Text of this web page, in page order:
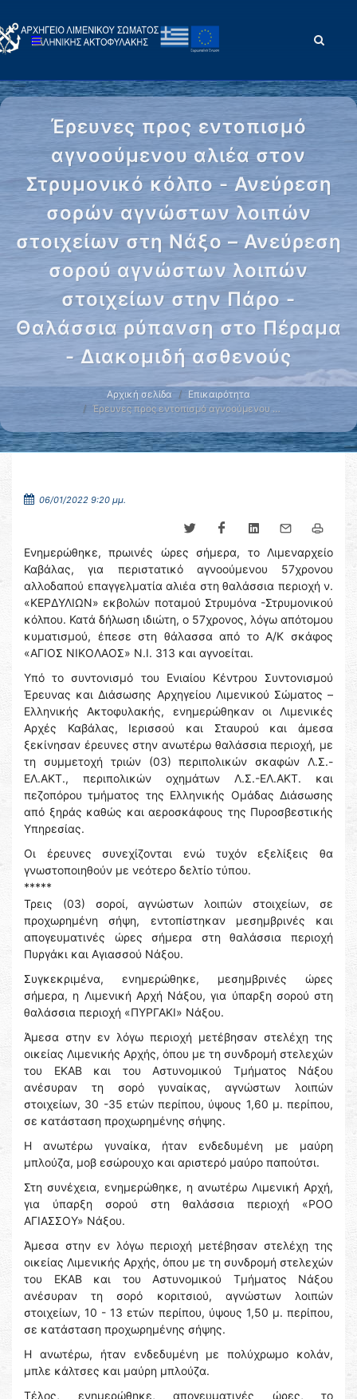
Έρευνες προς εντοπισμό
αγνοούμενου αλιέα στον
Στρυμονικό κόλπο - Ανεύρεση
σορών αγνώστων λοιπών
στοιχείων στη Νάξο – Ανεύρεση
σορού αγνώστων λοιπών
στοιχείων στην Πάρο -
Θαλάσσια ρύπανση στο Πέραμα
- Διακομιδή ασθενούς
Αρχική σελίδα
Επικαιρότητα
Έρευνες προς εντοπισμό αγνοούμενου …
06/01/2022 9:20 μμ.
Ενημερώθηκε, πρωινές ώρες σήμερα, το Λιμεναρχείο
Καβάλας, για περιστατικό αγνοούμενου 57χρονου
αλλοδαπού επαγγελματία αλιέα στη θαλάσσια περιοχή ν.
«ΚΕΡΔΥΛΙΩΝ» εκβολών ποταμού Στρυμόνα -Στρυμονικού
κόλπου. Κατά δήλωση ιδιώτη, ο 57χρονος, λόγω απότομου
κυματισμού, έπεσε στη θάλασσα από το Α/Κ σκάφος
«ΑΓΙΟΣ ΝΙΚΟΛΑΟΣ» Ν.Ι. 313 και αγνοείται.
Υπό το συντονισμό του Ενιαίου Κέντρου Συντονισμού
Έρευνας και Διάσωσης Αρχηγείου Λιμενικού Σώματος –
Ελληνικής Ακτοφυλακής, ενημερώθηκαν οι Λιμενικές
Αρχές Καβάλας, Ιερισσού και Σταυρού και άμεσα
ξεκίνησαν έρευνες στην ανωτέρω θαλάσσια περιοχή, με
τη συμμετοχή τριών (03) περιπολικών σκαφών Λ.Σ.-
ΕΛ.ΑΚΤ., περιπολικών οχημάτων Λ.Σ.-ΕΛ.ΑΚΤ. και
πεζοπόρου τμήματος της Ελληνικής Ομάδας Διάσωσης
από ξηράς καθώς και αεροσκάφους της Πυροσβεστικής
Υπηρεσίας.
Οι έρευνες συνεχίζονται ενώ τυχόν εξελίξεις θα
γνωστοποιηθούν με νεότερο δελτίο τύπου.
*****
Τρεις (03) σοροί, αγνώστων λοιπών στοιχείων, σε
προχωρημένη σήψη, εντοπίστηκαν μεσημβρινές και
απογευματινές ώρες σήμερα στη θαλάσσια περιοχή
Πυργάκι και Αγιασσού Νάξου.
Συγκεκριμένα, ενημερώθηκε, μεσημβρινές ώρες
σήμερα, η Λιμενική Αρχή Νάξου, για ύπαρξη σορού στη
θαλάσσια περιοχή «ΠΥΡΓΑΚΙ» Νάξου.
Άμεσα στην εν λόγω περιοχή μετέβησαν στελέχη της
οικείας Λιμενικής Αρχής, όπου με τη συνδρομή στελεχών
του ΕΚΑΒ και του Αστυνομικού Τμήματος Νάξου
ανέσυραν τη σορό γυναίκας, αγνώστων λοιπών
στοιχείων, 30 -35 ετών περίπου, ύψους 1,60 μ. περίπου,
σε κατάσταση προχωρημένης σήψης.
Η ανωτέρω γυναίκα, ήταν ενδεδυμένη με μαύρη
μπλούζα, μοβ εσώρουχο και αριστερό μαύρο παπούτσι.
Στη συνέχεια, ενημερώθηκε, η ανωτέρω Λιμενική Αρχή,
για ύπαρξη σορού στη θαλάσσια περιοχή «ΡΟΟ
ΑΓΙΑΣΣΟΥ» Νάξου.
Άμεσα στην εν λόγω περιοχή μετέβησαν στελέχη της
οικείας Λιμενικής Αρχής, όπου με τη συνδρομή στελεχών
του ΕΚΑΒ και του Αστυνομικού Τμήματος Νάξου
ανέσυραν τη σορό κοριτσιού, αγνώστων λοιπών
στοιχείων, 10 - 13 ετών περίπου, ύψους 1,50 μ. περίπου,
σε κατάσταση προχωρημένης σήψης.
Η ανωτέρω, ήταν ενδεδυμένη με πολύχρωμο κολάν,
μπλε κάλτσες και μαύρη μπλούζα.
Τέλος, ενημερώθηκε, απογευματινές ώρες, το